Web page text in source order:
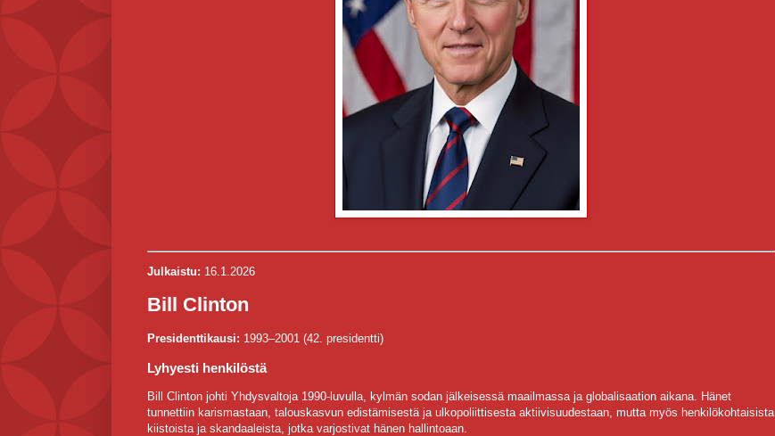
Julkaistu: 16.1.2026
Bill Clinton
Presidenttikausi: 1993–2001 (42. presidentti)
Lyhyesti henkilöstä
Bill Clinton johti Yhdysvaltoja 1990-luvulla, kylmän sodan jälkeisessä maailmassa ja globalisaation aikana. Hänet
tunnettiin karismastaan, talouskasvun edistämisestä ja ulkopoliittisesta aktiivisuudestaan, mutta myös henkilökohtaisista
kiistoista ja skandaaleista, jotka varjostivat hänen hallintoaan.